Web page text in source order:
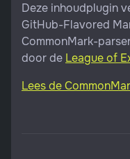
Deze inhoudplugin
GitHub-Flavored
CommonMark-
door de League of
Lees de